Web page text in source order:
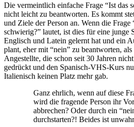
Die vermeintlich einfache Frage “Ist das
nicht leicht zu beantworten. Es kommt
und Ziele der Person an. Wenn die Frage
schwierig?” lautet, ist dies für eine junge
Englisch und Latein gelernt hat und ein
plant, eher mit “nein” zu beantworten,
Angestellte, die schon seit 30 Jahren
gedrückt und den Spanisch-VHS-Kurs
Italienisch keinen Platz mehr gab.
Ganz ehrlich, wenn auf diese
wird die fragende Person ihr
abbrechen? Oder durch ein
durchstarten?! Beides ist